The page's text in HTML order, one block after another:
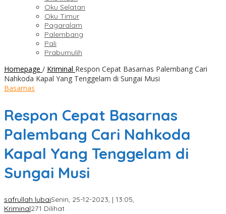
Oku Selatan
Oku Timur
Pagaralam
Palembang
Pali
Prabumulih
Homepage / Kriminal Respon Cepat Basarnas Palembang Cari
Nahkoda Kapal Yang Tenggelam di Sungai Musi
Basarnas
Respon Cepat Basarnas
Palembang Cari Nahkoda
Kapal Yang Tenggelam di
Sungai Musi
safrullah lubaiSenin, 25-12-2023, | 13:05,
Kriminal271 Dilihat